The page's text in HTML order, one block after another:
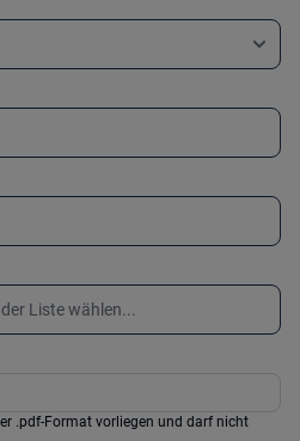
.pdf-Format vorliegen und darf nicht